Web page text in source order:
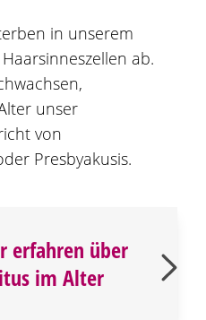
in unserem
ab.
unser
von
Presbyakusis.
erfahren über
im Alter